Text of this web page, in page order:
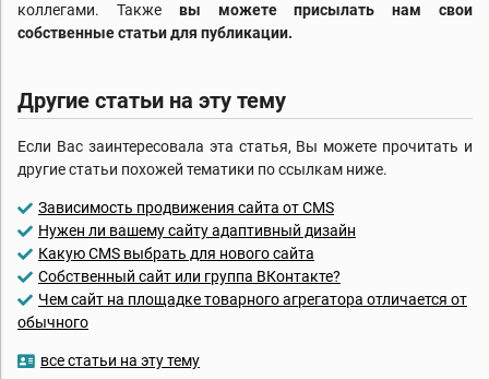
коллегами. Также вы можете присылать нам свои
собственные статьи для публикации.
Другие статьи на эту тему
Если Вас заинтересовала эта статья, Вы можете прочитать и
другие статьи похожей тематики по ссылкам ниже.
Зависимость продвижения сайта от CMS
Нужен ли вашему сайту адаптивный дизайн
Какую CMS выбрать для нового сайта
Собственный сайт или группа ВКонтакте?
Чем сайт на площадке товарного агрегатора отличается от
обычного
все статьи на эту тему